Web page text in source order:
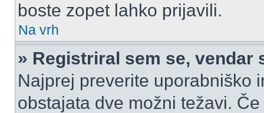
boste zopet lahko prijavili.
Na vrh
» Registriral sem se, vendar
Najprej preverite uporabniško
obstajata dve možni težavi.